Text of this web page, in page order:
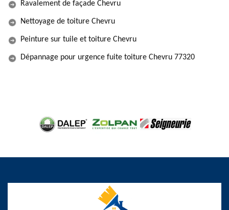
Ravalement de façade Chevru
Nettoyage de toiture Chevru
Peinture sur tuile et toiture Chevru
Dépannage pour urgence fuite toiture Chevru 77320